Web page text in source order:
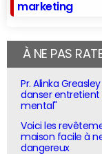
marketing
À NE PAS
Pr. Alinka
danser entretient
mental"
Voici les
maison facile à
dangereux